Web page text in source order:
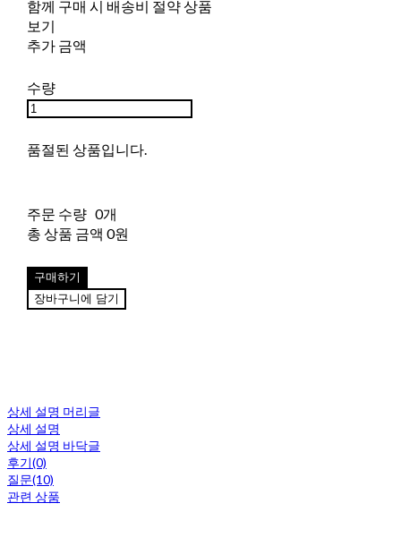
함께 구매 시 배송비 절약 상품
보기
추가 금액
수량
품절된 상품입니다.
주문 수량 0개
총 상품 금액 0원
구매하기
장바구니에 담기
상세 설명 머리글
상세 설명
상세 설명 바닥글
후기(0)
질문(10)
관련 상품